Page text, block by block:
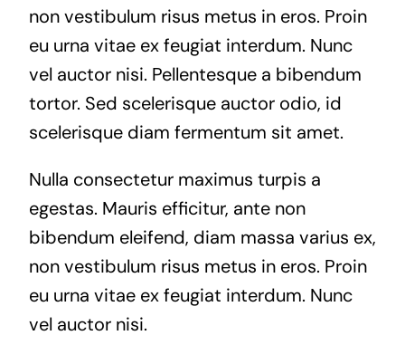
non vestibulum risus metus in eros. Proin
eu urna vitae ex feugiat interdum. Nunc
vel auctor nisi. Pellentesque a bibendum
tortor. Sed scelerisque auctor odio, id
scelerisque diam fermentum sit amet.
Nulla consectetur maximus turpis a
egestas. Mauris efficitur, ante non
bibendum eleifend, diam massa varius ex,
non vestibulum risus metus in eros. Proin
eu urna vitae ex feugiat interdum. Nunc
vel auctor nisi.